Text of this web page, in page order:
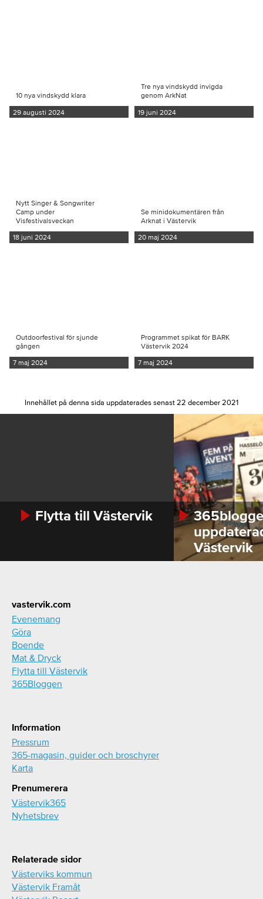
10 nya vindskydd klara
29 augusti 2024
Tre nya vindskydd invigda
genom ArkNat
19 juni 2024
Nytt Singer & Songwriter
Camp under
Visfestivalsveckan
18 juni 2024
Se minidokumentären från
Arknat i Västervik
20 maj 2024
Outdoorfestival för sjunde
gången
7 maj 2024
Programmet spikat för BARK
Västervik 2024
7 maj 2024
Innehållet på denna sida uppdaterades senast 22 december 2021
Flytta till Västervik
Västervik
Footer
vastervik.com
Evenemang
Göra
Boende
Mat & Dryck
Flytta till Västervik
365Bloggen
Information
Pressrum
365-magasin, guider och broschyrer
Karta
Prenumerera
Västervik365
Nyhetsbrev
Relaterade sidor
Västerviks kommun
Västervik Framåt